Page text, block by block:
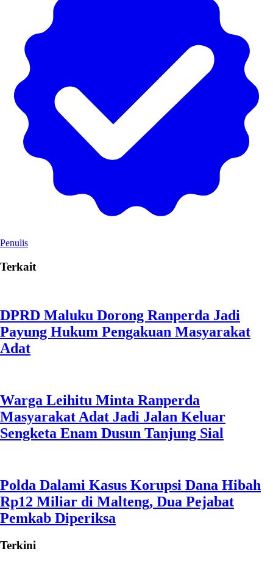
Penulis
Terkait
DPRD Maluku Dorong Ranperda Jadi
Payung Hukum Pengakuan Masyarakat
Adat
Warga Leihitu Minta Ranperda
Masyarakat Adat Jadi Jalan Keluar
Sengketa Enam Dusun Tanjung Sial
Polda Dalami Kasus Korupsi Dana Hibah
Rp12 Miliar di Malteng, Dua Pejabat
Pemkab Diperiksa
Terkini